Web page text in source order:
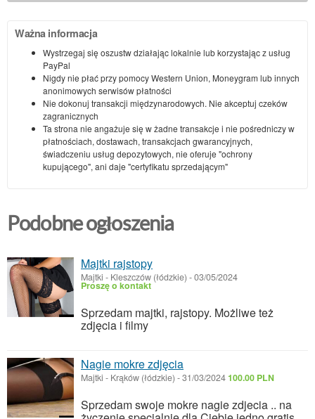
Ważna informacja
Wystrzegaj się oszustw działając lokalnie lub korzystając z usług
PayPal
Nigdy nie płać przy pomocy Western Union, Moneygram lub innych
anonimowych serwisów płatności
Nie dokonuj transakcji międzynarodowych. Nie akceptuj czeków
zagranicznych
Ta strona nie angażuje się w żadne transakcje i nie pośredniczy w
płatnościach, dostawach, transakcjach gwarancyjnych,
świadczeniu usług depozytowych, nie oferuje "ochrony
kupującego", ani daje "certyfikatu sprzedającym"
Podobne ogłoszenia
Majtki rajstopy
Majtki - Kleszczów (łódzkie) -03/05/2024
Proszę o kontakt
Sprzedam majtki, rajstopy. Możliwe też
zdjęcia i filmy
Nagie mokre zdjęcia
Majtki - Krąków (łódzkie) -31/03/2024100.00 PLN
Sprzedam swoje mokre nagie zdjecia .. na